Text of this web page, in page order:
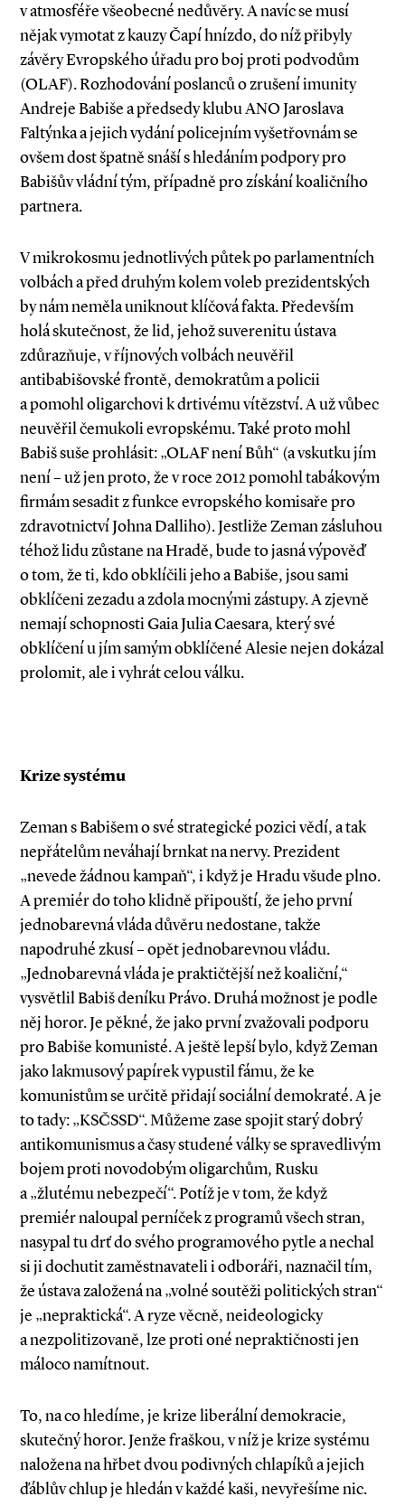
v atmosféře všeobecné nedůvěry. A navíc se musí
nějak vymotat z kauzy Čapí hnízdo, do níž přibyly
závěry Evropského úřadu pro boj proti podvodům
(OLAF). Rozhodování poslanců o zrušení imunity
Andreje Babiše a předsedy klubu ANO Jaroslava
Faltýnka a jejich vydání policejním vyšetřovnám se
ovšem dost špatně snáší s hledáním podpory pro
Babišův vládní tým, případně pro získání koaličního
partnera.
V mikrokosmu jednotlivých půtek po parlamentních
volbách a před druhým kolem voleb prezidentských
by nám neměla uniknout klíčová fakta. Především
holá skutečnost, že lid, jehož suverenitu ústava
zdůrazňuje, v říjnových volbách neuvěřil
antibabišovské frontě, demokratům a policii
a pomohl oligarchovi k drtivému vítězství. A už vůbec
neuvěřil čemukoli evropskému. Také proto mohl
Babiš suše prohlásit: „OLAF není Bůh“ (a vskutku jím
není – už jen proto, že v roce 2012 pomohl tabákovým
firmám sesadit z funkce evropského komisaře pro
zdravotnictví Johna Dalliho). Jestliže Zeman zásluhou
téhož lidu zůstane na Hradě, bude to jasná výpověď
o tom, že ti, kdo obklíčili jeho a Babiše, jsou sami
obklíčeni zezadu a zdola mocnými zástupy. A zjevně
nemají schopnosti Gaia Julia Caesara, který své
obklíčení u jím samým obklíčené ­Alesie nejen dokázal
prolomit, ale i vyhrát celou válku.
Krize systému
Zeman s Babišem o své strategické pozici vědí, a tak
nepřátelům neváhají brnkat na nervy. Prezident
„nevede žádnou kampaň“, i když je Hradu všude plno.
A premiér do toho klidně připouští, že jeho první
jednobarevná vláda důvěru nedostane, takže
napodruhé zkusí – opět jednobarevnou vládu.
„Jednobarevná vláda je praktičtější než koaliční,“
vysvětlil Babiš deníku Právo. Druhá možnost je podle
něj horor. Je pěkné, že jako první zvažovali podporu
pro Babiše komunisté. A ještě lepší bylo, když Zeman
jako lakmusový papírek vypustil fámu, že ke
komunistům se určitě přidají sociální demokraté. A je
to tady: „KSČSSD“. Můžeme zase spojit starý dobrý
antikomunismus a časy studené války se spravedlivým
bojem proti novodobým oligarchům, Rusku
a „žlutému nebezpečí“. Potíž je v tom, že když
premiér naloupal perníček z programů všech stran,
nasypal tu drť do svého programového pytle a nechal
si ji dochutit zaměstnavateli i odboráři, naznačil tím,
že ústava založená na „volné soutěži politických stran“
je „nepraktická“. A ryze věcně, neideologicky
a nezpolitizovaně, lze proti oné nepraktičnosti jen
máloco namítnout.
To, na co hledíme, je krize liberální demokracie,
skutečný horor. Jenže fraškou, v níž je krize systému
naložena na hřbet dvou podivných chlapíků a jejich
ďáblův chlup je hledán v každé kaši, nevyřešíme nic.